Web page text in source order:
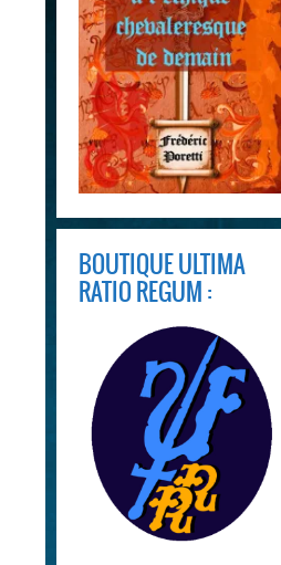
BOUTIQUE ULTIMA
RATIO REGUM :